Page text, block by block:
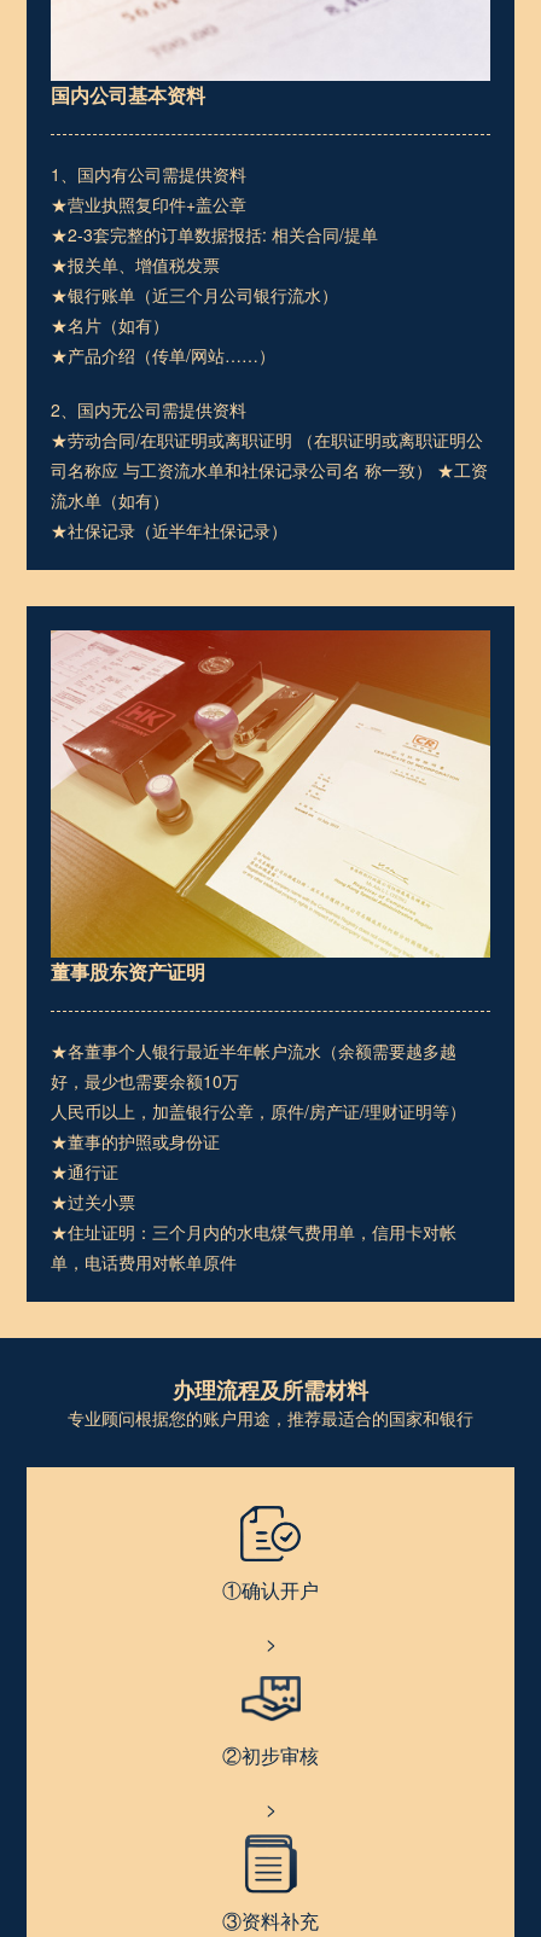
国内公司基本资料
1、国内有公司需提供资料
★营业执照复印件+盖公章
★2-3套完整的订单数据报括: 相关合同/提单
★报关单、增值税发票
★银行账单（近三个月公司银行流水）
★名片（如有）
★产品介绍（传单/网站……）
2、国内无公司需提供资料
★劳动合同/在职证明或离职证明 （在职证明或离职证明公
司名称应 与工资流水单和社保记录公司名 称一致） ★工资
流水单（如有）
★社保记录（近半年社保记录）
董事股东资产证明
★各董事个人银行最近半年帐户流水（余额需要越多越
好，最少也需要余额10万
人民币以上，加盖银行公章，原件/房产证/理财证明等）
★董事的护照或身份证
★通行证
★过关小票
★住址证明：三个月内的水电煤气费用单，信用卡对帐
单，电话费用对帐单原件
办理流程及所需材料
专业顾问根据您的账户用途，推荐最适合的国家和银行
①确认开户
>
②初步审核
>
③资料补充